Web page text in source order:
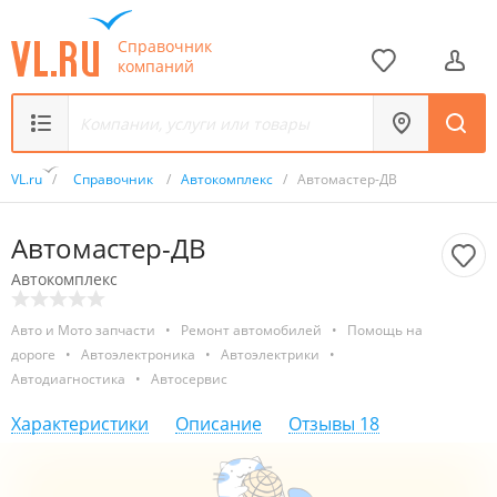
Справочник
компаний
VL.ru / Справочник / Автокомплекс / Автомастер-ДВ
Автомастер-ДВ
Автокомплекс
Авто и Мото запчасти • Ремонт автомобилей •
Помощь на
дороге
• Автоэлектроника • Автоэлектрики
•
Автодиагностика
• Автосервис
Характеристики Описание Отзывы 18